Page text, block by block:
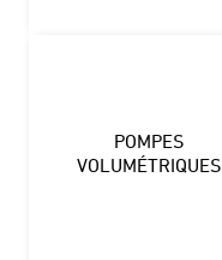
POMPES
VOLUMÉTRIQUES